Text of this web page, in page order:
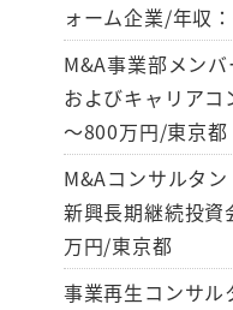
ォーム企業/年収
M&A事業部メン
およびキャリアコ
～800万円/東京都
M&Aコンサルタ
新興長期継続投
万円/東京都
事業再生コンサル